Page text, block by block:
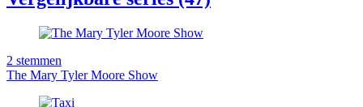
2 stemmen
The Mary Tyler Moore Show